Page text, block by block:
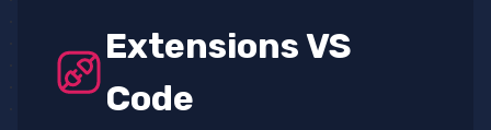
Extensions VS
Code